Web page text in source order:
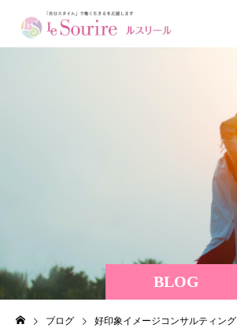
BLOG
ブログ 好印象イメージコンサルティング